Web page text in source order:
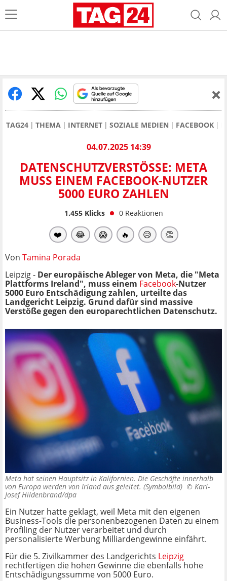
TAG24 THEMA INTERNET SOZIALE MEDIEN FACEBOOK
04.07.2025 14:39
DATENSCHUTZVERSTÖSSE: META M
USS EINEM FACEBOOK-NUTZER 5
000 EURO ZAHLEN
1.455Klicks 0 Reaktionen
❤️ 😂 😱 🔥 😥 👏
Von Tamina Porada
Leipzig - Der europäische Ableger von Meta, die "Meta
Plattforms Ireland", muss einem Facebook-Nutzer
5000 Euro Entschädigung zahlen, urteilte das
Landgericht Leipzig. Grund dafür sind massive
Verstöße gegen den europarechtlichen Datenschutz.
Meta hat seinen Hauptsitz in Kalifornien. Die Geschäfte innerhalb
von Europa werden von Irland aus geleitet. (Symbolbild) © Karl-
Josef Hildenbrand/dpa
Ein Nutzer hatte geklagt, weil Meta mit den eigenen
Business-Tools die personenbezogenen Daten zu einem
Profiling der Nutzer verarbeitet und durch
personalisierte Werbung Milliardengewinne einfährt.
Für die 5. Zivilkammer des Landgerichts Leipzig
rechtfertigen die hohen Gewinne die ebenfalls hohe
Entschädigungssumme von 5000 Euro.